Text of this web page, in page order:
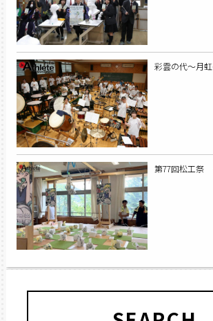
彩雲の代～月
第77回松工祭